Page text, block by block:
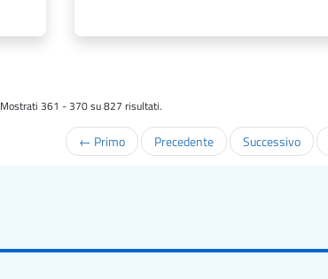
Mostrati 361 - 370 su 827 risultati.
← Primo Precedente Successivo